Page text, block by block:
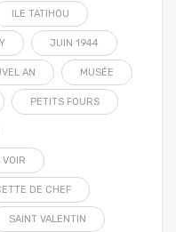
ILE TATIHOU
JUIN 1944
AN MUSÉE
PETITS FOURS
VOIR
DE CHEF
SAINT VALENTIN